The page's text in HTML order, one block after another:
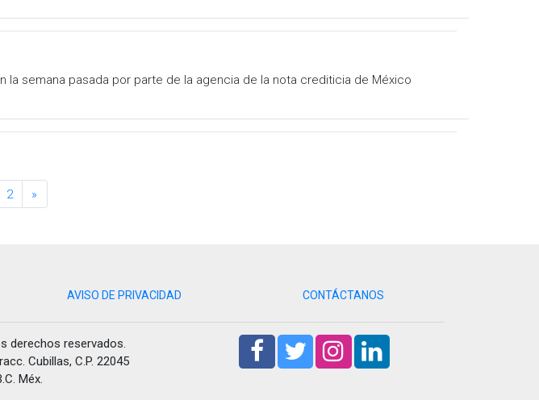
semana pasada por parte de la agencia de la nota crediticia de México
2 »
AVISO DE PRIVACIDAD CONTÁCTANOS
derechos reservados.
Cubillas, C.P. 22045
Méx.